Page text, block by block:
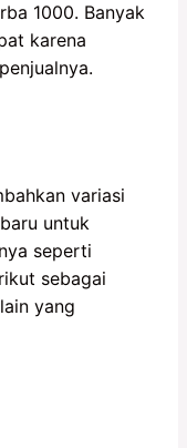
1000. Banyak
karena
variasi
untuk
seperti
sebagai
yang